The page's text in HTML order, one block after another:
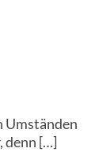
Umständen
denn […]